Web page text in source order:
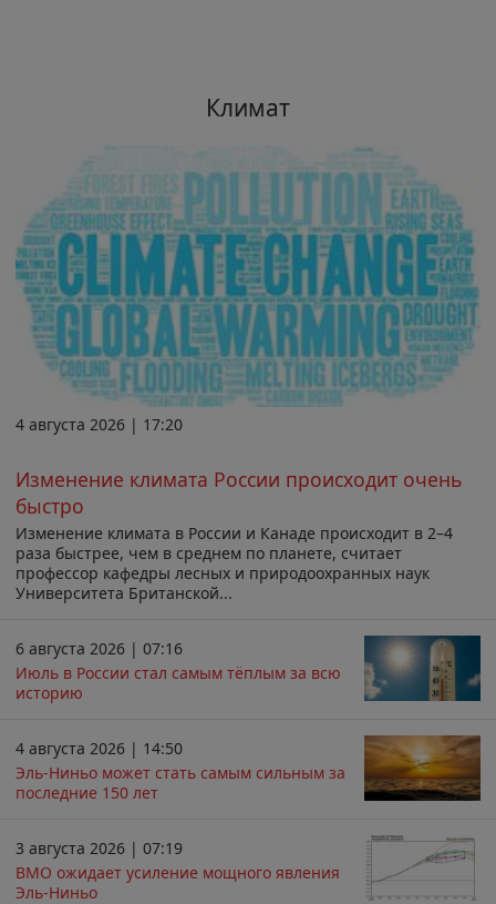
Климат
4 августа 2026 | 17:20
Изменение климата России происходит очень
быстро
Изменение климата в России и Канаде происходит в 2–4
раза быстрее, чем в среднем по планете, считает
профессор кафедры лесных и природоохранных наук
Университета Британской...
6 августа 2026 | 07:16
Июль в России стал самым тёплым за всю
историю
4 августа 2026 | 14:50
Эль-Ниньо может стать самым сильным за
последние 150 лет
3 августа 2026 | 07:19
ВМО ожидает усиление мощного явления
Эль-Ниньо